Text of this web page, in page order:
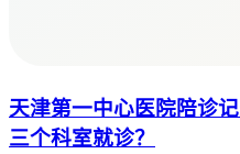
天津第一中心医院陪诊
三个科室就诊？